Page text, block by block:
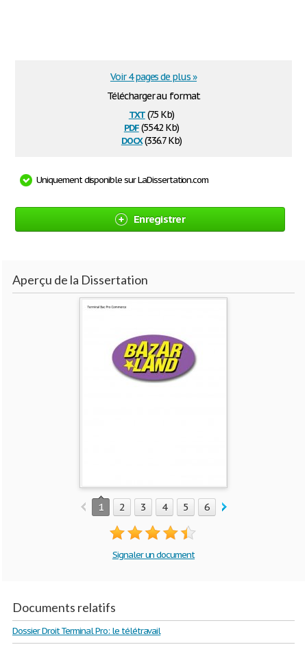
Télécharger au format
txt(7.5 Kb)
pdf(554.2 Kb)
docx(336.7 Kb)
Voir 4 pages de plus »
Uniquement disponible sur LaDissertation.com
Enregistrer
Aperçu de la Dissertation
1 2 3 4 5 6 7
Signaler un document
Documents relatifs
Dossier Droit Terminal Pro: le télétravail